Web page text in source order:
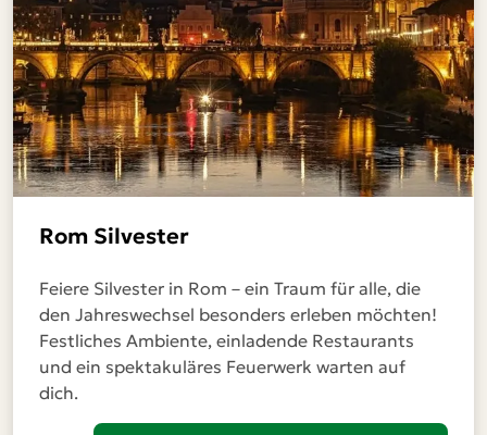
Rom Silvester
Feiere Silvester in Rom – ein Traum für alle, die
den Jahreswechsel besonders erleben möchten!
Festliches Ambiente, einladende Restaurants
und ein spektakuläres Feuerwerk warten auf
dich.